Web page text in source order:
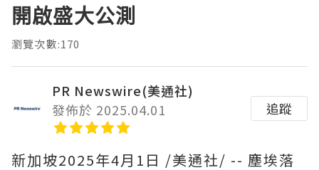
開啟盛大公測
瀏覽次數:170
PR Newswire(美通社)
發佈於 2025.04.01
追蹤
新加坡2025年4月1日 /美通社/ -- 塵埃落